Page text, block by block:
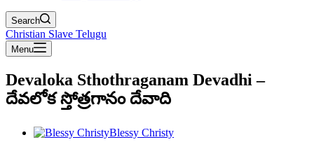
Search
Christian Slave Telugu
Menu
Devaloka Sthothraganam Devadhi –
దేవలోక స్తోత్రగానం దేవాది
Blessy Christy